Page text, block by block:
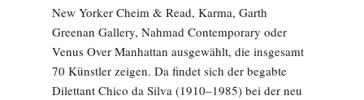
New Yorker Cheim & Read, Karma, Garth
Greenan Gallery, Nahmad Contemporary oder
Venus Over Manhattan ausgewählt, die insgesamt
70 Künstler zeigen. Da findet sich der begabte
Dilettant Chico da Silva (1910–1985) bei der neu